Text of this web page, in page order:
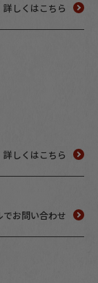
詳しくはこちら
詳しくはこちら
でお問い合わせ